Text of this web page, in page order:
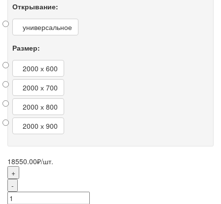
Открывание:
универсальное
Размер:
2000 х 600
2000 х 700
2000 х 800
2000 х 900
18550.00₽/шт.
+
-